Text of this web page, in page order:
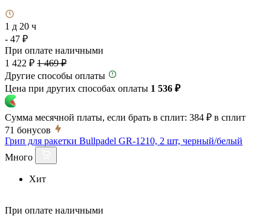
1 д 20 ч
- 47 ₽
При оплате наличными
1 422 ₽ 1 469 ₽
Другие способы оплаты
Цена при других способах оплаты 1 536 ₽
Сумма месячной платы, если брать в сплит: 384 ₽ в сплит
71 бонусов
Грип для ракетки Bullpadel GR-1210, 2 шт, черный/белый
Много
Хит
При оплате наличными